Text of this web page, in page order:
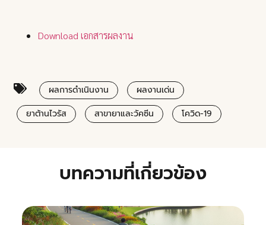
Download เอกสารผลงาน
ผลการดำเนินงาน
ผลงานเด่น
ยาต้านไวรัส
สาขายาและวัคซีน โควิด-19
บทความที่เกี่ยวข้อง